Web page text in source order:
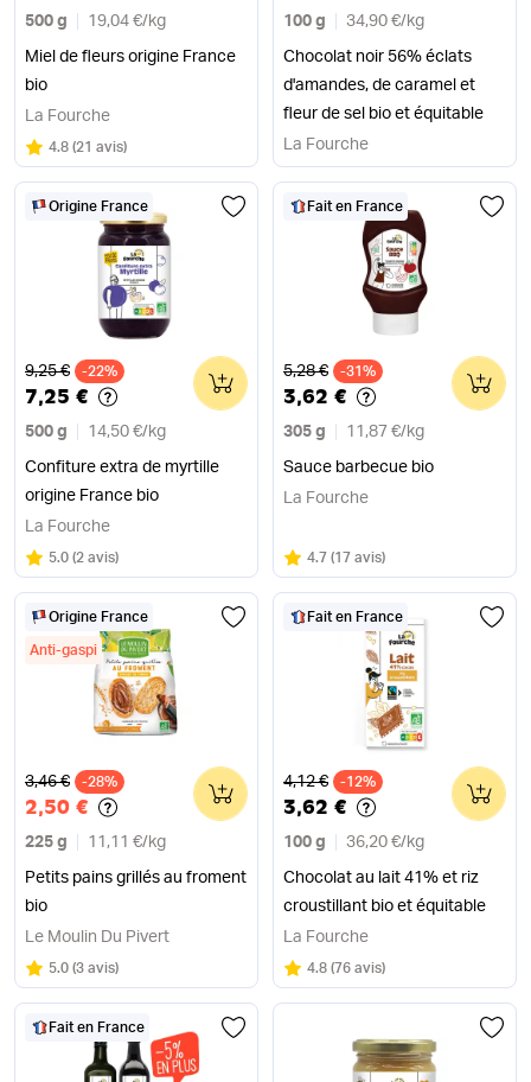
500 g 19,04 €/ kg
Miel de fleurs origine France
bio
La Fourche
Note
4.8 sur 5
(21 avis)
100 g 34,90 €/ kg
Chocolat noir 56% éclats
d'amandes, de caramel et
fleur de sel bio et équitable
La Fourche
Origine France
Ancien prix
9,25 € -22%
7,25 €
500 g 14,50 €/ kg
Confiture extra de myrtille
origine France bio
0
La Fourche
Note
5.0 sur 5
(2 avis)
Fait en France
Ancien prix
5,28 € -31%
3,62 €
305 g 11,87 €/ kg
Sauce barbecue bio
0
La Fourche
Note
4.7 sur 5
(17 avis)
Origine France
Anti-gaspi
Ancien prix
3,46 € -28%
2,50 €
225 g 11,11 €/ kg
Petits pains grillés au froment
bio
0
Le Moulin Du Pivert
Note
5.0 sur 5
(3 avis)
Fait en France
Ancien prix
4,12 € -12%
3,62 €
100 g 36,20 €/ kg
Chocolat au lait 41% et riz
croustillant bio et équitable
0
La Fourche
Note
4.8 sur 5
(76 avis)
Fait en France